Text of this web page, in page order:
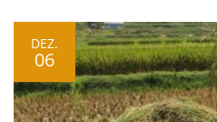
DEZ.
06